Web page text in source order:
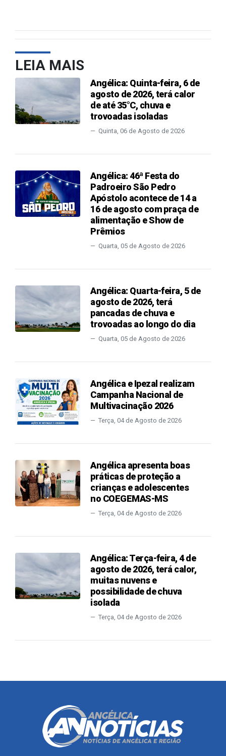
LEIA MAIS
Angélica: Quinta-feira, 6 de
agosto de 2026, terá calor
de até 35°C, chuva e
trovoadas isoladas
Quinta, 06 de Agosto de 2026
Angélica: 46ª Festa do
Padroeiro São Pedro
Apóstolo acontece de 14 a
16 de agosto com praça de
alimentação e Show de
Prêmios
Quarta, 05 de Agosto de 2026
Angélica: Quarta-feira, 5 de
agosto de 2026, terá
pancadas de chuva e
trovoadas ao longo do dia
Quarta, 05 de Agosto de 2026
Angélica e Ipezal realizam
Campanha Nacional de
Multivacinação 2026
Terça, 04 de Agosto de 2026
Angélica apresenta boas
práticas de proteção a
crianças e adolescentes
no COEGEMAS-MS
Terça, 04 de Agosto de 2026
Angélica: Terça-feira, 4 de
agosto de 2026, terá calor,
muitas nuvens e
possibilidade de chuva
isolada
Terça, 04 de Agosto de 2026